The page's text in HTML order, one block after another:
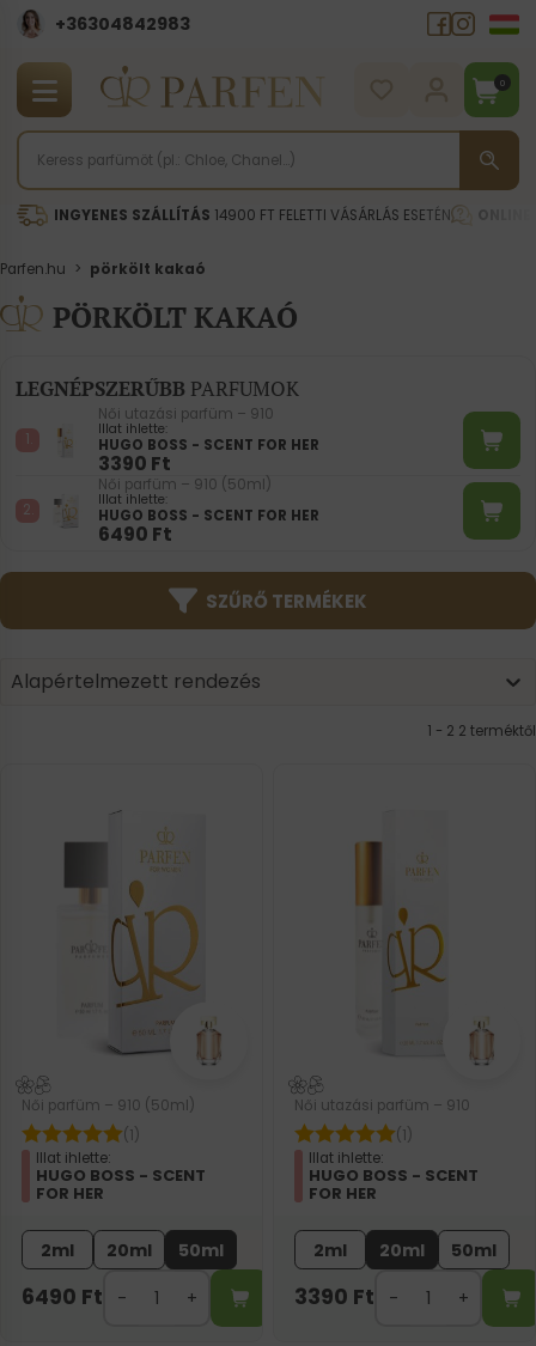
+36304842983
0
INGYENES SZÁLLÍTÁS 14900 FT FELETTI VÁSÁRLÁS ESETÉN
Parfen.hu > pörkölt kakaó
PÖRKÖLT KAKAÓ
LEGNÉPSZERŰBB PARFUMOK
Női utazási parfüm – 910
Illat ihlette:
HUGO BOSS - SCENT FOR HER
3390 Ft
Női parfüm – 910 (50ml)
Illat ihlette:
HUGO BOSS - SCENT FOR HER
6490 Ft
SZŰRŐ TERMÉKEK
Product | Sorting
Sort content
Alapértelmezett rendezés
Sort content
1 - 2 2 terméktől
Női parfüm – 910 (50ml)
(1)
Illat ihlette:
HUGO BOSS - SCENT
FOR HER
2ml 20ml 50ml
6490 Ft
Női utazási parfüm – 910
(1)
Illat ihlette:
HUGO BOSS - SCENT
FOR HER
2ml 20ml 50ml
3390 Ft